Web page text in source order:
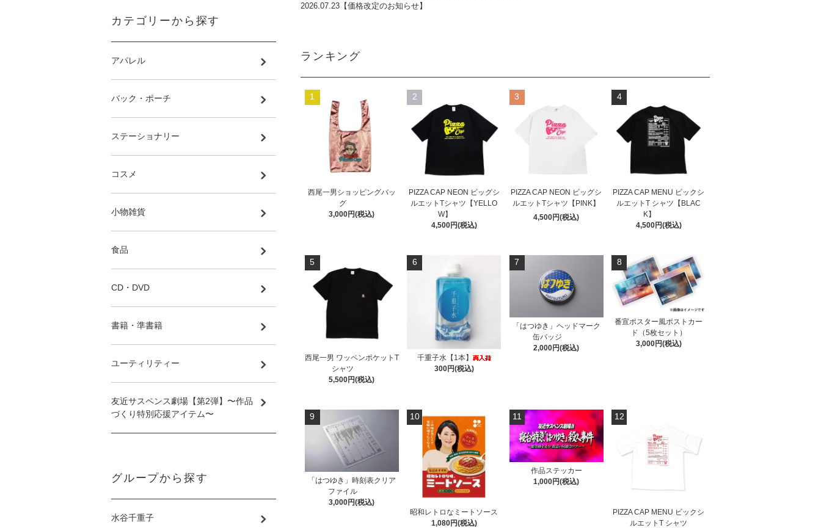
2026.07.23 【価格改定のお知らせ】
ランキング
1
西尾一男ショッピングバッ
グ
3,000円(税込)
2
PIZZA CAP NEON ビッグシ
ルエットTシャツ【YELLO
W】
4,500円(税込)
3
PIZZA CAP NEON ビッグシ
ルエットTシャツ【PINK】
4,500円(税込)
4
PIZZA CAP MENU ビックシ
ルエットT シャツ【BLAC
K】
4,500円(税込)
5
西尾一男 ワッペンポケットT
シャツ
5,500円(税込)
6
千重子水【1本】
300円(税込)
7
「はつゆき」ヘッドマーク
缶バッジ
2,000円(税込)
8
番宣ポスター風ポストカー
ド（5枚セット）
3,000円(税込)
9
「はつゆき」時刻表クリア
ファイル
3,000円(税込)
10
昭和レトロなミートソース
1,080円(税込)
11
作品ステッカー
1,000円(税込)
12
PIZZA CAP MENU ビックシ
ルエットT シャツ
カテゴリーから探す
アパレル
バック・ポーチ
ステーショナリー
コスメ
小物雑貨
食品
CD・DVD
書籍・準書籍
ユーティリティー
友近サスペンス劇場【第2弾】〜作品
づくり特別応援アイテム〜
グループから探す
水谷千重子